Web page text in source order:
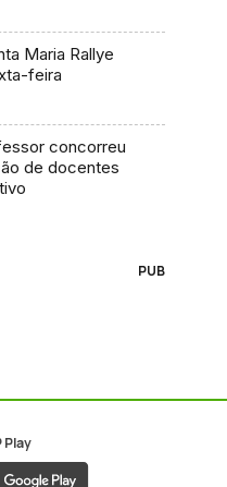
Maria Rallye
feira
concorreu
de docentes
PUB
Play